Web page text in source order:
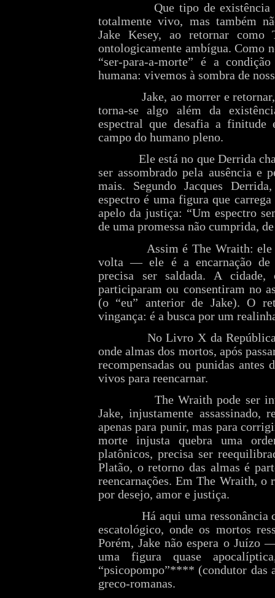
Que tipo de
totalmente vivo, mas também
Jake Kesey, ao retornar
ontologicamente ambígua. Como
“ser-para-a-morte” é a
humana: vivemos à sombra de
Jake, ao morrer e
torna-se algo além da
espectral que desafia a
campo do humano pleno.
Ele está no que Derrida
ser assombrado pela ausência e
mais. Segundo Jacques
espectro é uma figura que
apelo da justiça: “Um espectro
de uma promessa não cumprida,
Assim é The Wraith:
volta — ele é a encarnação de
precisa ser saldada. A
participaram ou consentiram no
(o “eu” anterior de Jake). O
vingança: é a busca por um
No Livro X da
onde almas dos mortos, após
recompensadas ou punidas antes
vivos para reencarnar.
The Wraith pode ser
Jake, injustamente assassinado,
apenas para punir, mas para
morte injusta quebra uma
platônicos, precisa ser
Platão, o retorno das almas é
reencarnações. Em The Wraith, o
por desejo, amor e justiça.
Há aqui uma
escatológico, onde os mortos
Porém, Jake não espera o Juízo
uma figura quase
“psicopompo”**** (condutor das
greco-romanas.